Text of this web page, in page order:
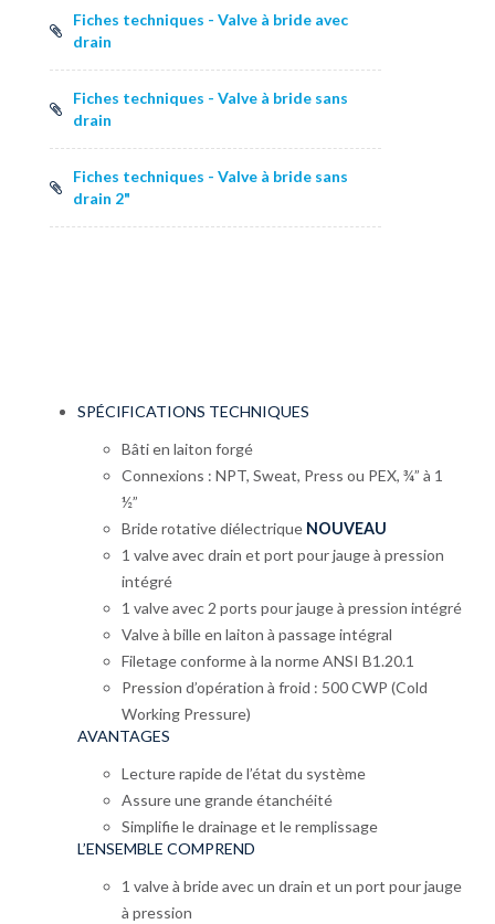
Fiches techniques - Valve à bride avec
drain
Fiches techniques - Valve à bride sans
drain
Fiches techniques - Valve à bride sans
drain 2"
SPÉCIFICATIONS TECHNIQUES
Bâti en laiton forgé
Connexions : NPT, Sweat, Press ou PEX, ¾” à 1
½”
Bride rotative diélectrique NOUVEAU
1 valve avec drain et port pour jauge à pression
intégré
1 valve avec 2 ports pour jauge à pression intégré
Valve à bille en laiton à passage intégral
Filetage conforme à la norme ANSI B1.20.1
Pression d’opération à froid : 500 CWP (Cold
Working Pressure)
AVANTAGES
Lecture rapide de l’état du système
Assure une grande étanchéité
Simplifie le drainage et le remplissage
L’ENSEMBLE COMPREND
1 valve à bride avec un drain et un port pour jauge
à pression